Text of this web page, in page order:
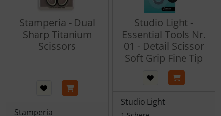
Stamperia - Dual
Sharp Titanium
Scissors
Stamperia
Studio Light -
Essential Tools Nr.
01 - Detail Scissor
Soft Grip Fine Tip
Studio Light